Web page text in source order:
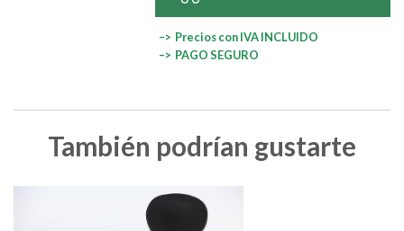
–> Precios con IVA INCLUIDO
–> PAGO SEGURO
También podrían gustarte